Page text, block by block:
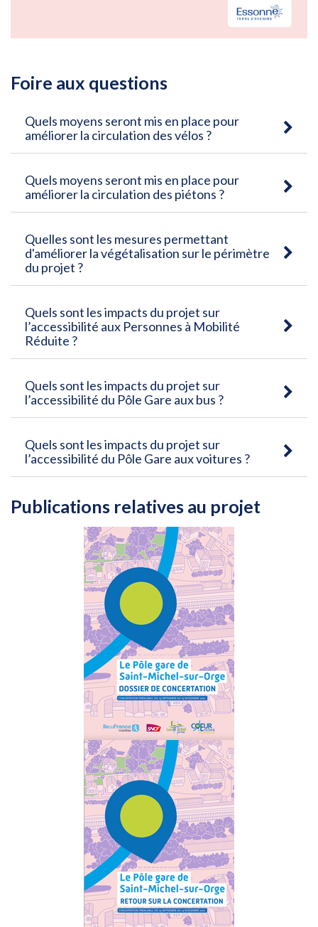
Foire aux questions
Quels moyens seront mis en place pour
améliorer la circulation des vélos ?
Quels moyens seront mis en place pour
améliorer la circulation des piétons ?
Quelles sont les mesures permettant
d'améliorer la végétalisation sur le périmètre
du projet ?
Quels sont les impacts du projet sur
l’accessibilité aux Personnes à Mobilité
Réduite ?
Quels sont les impacts du projet sur
l’accessibilité du Pôle Gare aux bus ?
Quels sont les impacts du projet sur
l’accessibilité du Pôle Gare aux voitures ?
Publications relatives au projet